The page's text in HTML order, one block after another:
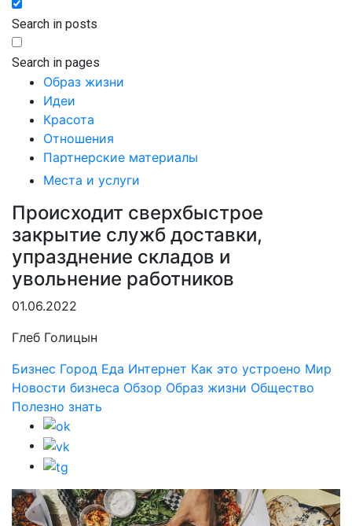
Search in posts
Search in pages
Образ жизни
Идеи
Красота
Отношения
Партнерские материалы
Места и услуги
Происходит сверхбыстрое
закрытие служб доставки,
упразднение складов и
увольнение работников
01.06.2022
Глеб Голицын
Бизнес Город Еда Интернет Как это устроено Мир
Новости бизнеса Обзор Образ жизни Общество
Полезно знать